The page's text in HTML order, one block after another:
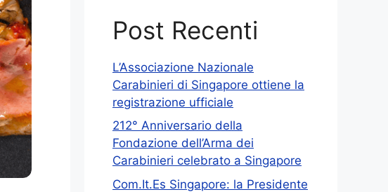
Post Recenti
L’Associazione Nazionale
Carabinieri di Singapore ottiene la
registrazione ufficiale
212° Anniversario della
Fondazione dell’Arma dei
Carabinieri celebrato a Singapore
Com.It.Es Singapore: la Presidente